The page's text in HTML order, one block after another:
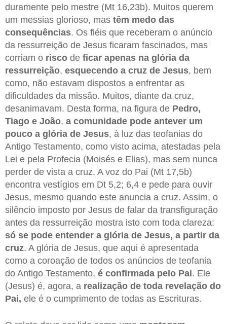
duramente pelo mestre (Mt 16,23b). Muitos querem
um messias glorioso, mas têm medo das
consequências. Os fiéis que receberam o anúncio
da ressurreição de Jesus ficaram fascinados, mas
corriam o risco de ficar apenas na glória da
ressurreição, esquecendo a cruz de Jesus, bem
como, não estavam dispostos a enfrentar as
dificuldades da missão. Muitos, diante da cruz,
desanimavam. Desta forma, na figura de Pedro,
Tiago e João, a comunidade pode antever um
pouco a glória de Jesus, à luz das teofanias do
Antigo Testamento, como visto acima, atestadas pela
Lei e pela Profecia (Moisés e Elias), mas sem nunca
perder de vista a cruz. A voz do Pai (Mt 17,5b)
encontra vestígios em Dt 5,2; 6,4 e pede para ouvir
Jesus, mesmo quando este anuncia a cruz. Assim, o
silêncio imposto por Jesus de falar da transfiguração
antes da ressurreição mostra isto com toda clareza:
só se pode entender a glória de Jesus, a partir da
cruz. A glória de Jesus, que aqui é apresentada
como a coroação de todos os anúncios de teofania
do Antigo Testamento, é confirmada pelo Pai. Ele
(Jesus) é, agora, a realização de toda revelação do
Pai, ele é o cumprimento de todas as Escrituras.